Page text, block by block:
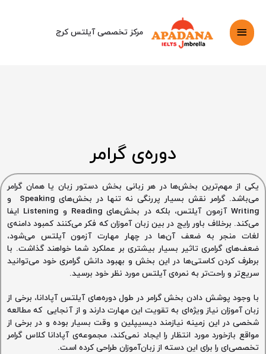
محتوا
مرکز تخصصی آیلتس کرج
فهرست
اصلی
دوره‌ی گرامر
یکی از مهم‌ترین بخش‌ها در هر زبانی بخش دستور زبان یا همان گرامر
می‌باشد. گرامر نقش بسیار پررنگی نه تنها در بخش‌های Speaking و
Writing آزمون آیلتس، بلکه در بخش‌های Reading و Listening ایفا
می‌کند. برخلاف باور رایج در بین زبان آموزان که فکر می‌کنند کمبود دامنه‌ی
لغات منجر به ضعف آن‌ها در چهار مهارت آزمون آیلتس می‌شود،
ضعف‌های گرامری تاثیر بسیار بیشتری بر عملکرد شما خواهند گذاشت. با
برطرف کردن کاستی‌ها در این بخش و بهبود دانش گرامری خود می‌توانید
سریع‌تر و راحت‌تر به نمره‌ی آیلتس مورد نظر خود برسید.
با وجود پوشش دادن بخش گرامر در طول دوره‌های آیلتس آپادانا، برخی از
زبان آموزان نیاز ویژه‌ای به تقویت این مهارت دارند و از آنجایی که مطالعه
شخصی در این زمینه نیازمند دیسیپلین و وقت بسیار بوده و در برخی از
مواقع بازخورد مورد انتظار را ایجاد نمی‌کند، مجموعه‌ی آپادانا کلاس گرامر
تخصصی‌ای را برای این دسته از زبان‌آموزان طراحی کرده است.